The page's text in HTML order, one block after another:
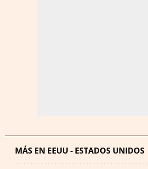
MÁS EN EEUU - ESTADOS UNIDOS